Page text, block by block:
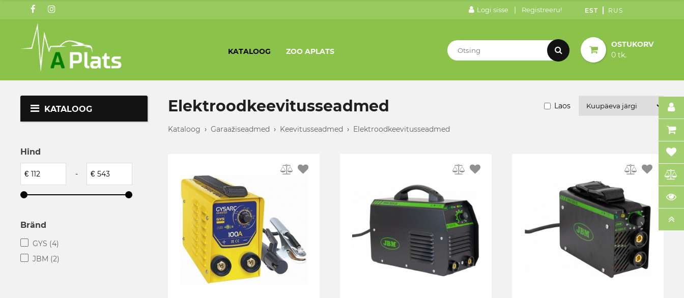
Logi sisse | Registreeru! EST RUS
KATALOOG ZOO APLATS
OSTUKORV
0 tk.
KATALOOG
Hind
€ - €
Bränd
GYS (4)
JBM (2)
Elektroodkeevitusseadmed
Kataloog › Garaažiseadmed › Keevitusseadmed › Elektroodkeevitusseadmed
Laos